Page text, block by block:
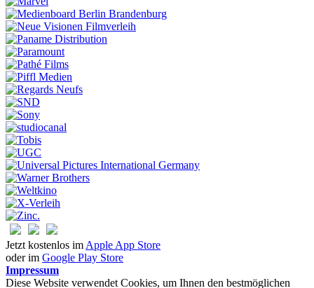
Jetzt kostenlos im Apple App Store
oder im Google Play Store
Impressum
Diese Website verwendet Cookies, um Ihnen den bestmöglichen